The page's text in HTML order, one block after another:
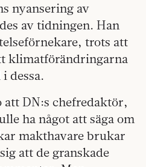
nyansering av
av tidningen. Han
trots att
klimatförändringarna
dessa.
DN:s chefredaktör,
ha något att säga om
makthavare brukar
att de granskade